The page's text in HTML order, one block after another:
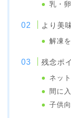
乳・
より美
解凍
残念ポ
ネッ
間に
子供